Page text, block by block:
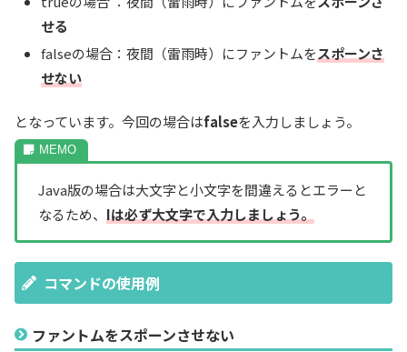
せる
falseの場合：夜間（雷雨時）にファントムをスポーンさ
せない
となっています。今回の場合はfalseを入力しましょう。
Java版の場合は大文字と小文字を間違えるとエラーと
なるため、 Iは必ず大文字で入力しましょう。
コマンドの使用例
ファントムをスポーンさせない